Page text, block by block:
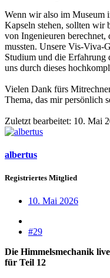
Wenn wir also im Museum
Kapseln stehen, sollten wir
von Ingenieuren
mussten. Unsere Vis-Viva-
Studium und die Erfahrung
uns durch dieses
Vielen Dank fürs
Thema, das mir persönlich
Zuletzt bearbeitet: 10. Mai
albertus
Registriertes Mitglied
10. Mai 2026
#29
Die Himmelsmechanik
für Teil 12